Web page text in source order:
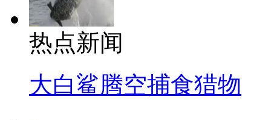
热点新闻
大白鲨腾空捕食猎物